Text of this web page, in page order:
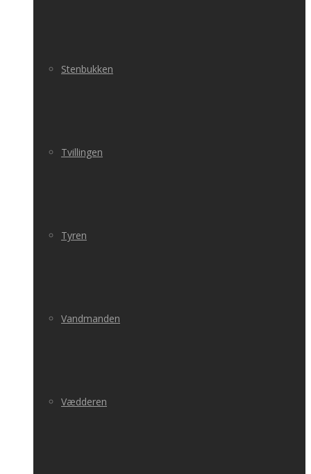
Stenbukken
Tvillingen
Tyren
Vandmanden
Vædderen